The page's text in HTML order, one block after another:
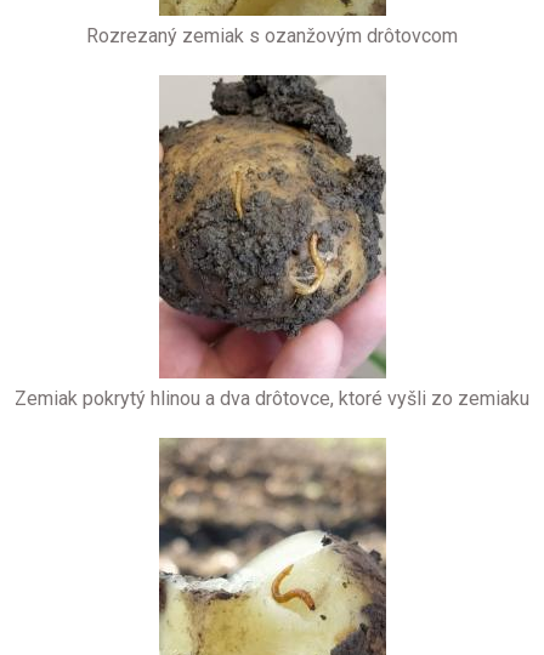
Rozrezaný zemiak s ozanžovým drôtovcom
Zemiak pokrytý hlinou a dva drôtovce, ktoré vyšli zo zemiaku